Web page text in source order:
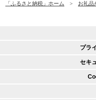
「ふるさと納税」ホーム お礼品
プラ
セキ